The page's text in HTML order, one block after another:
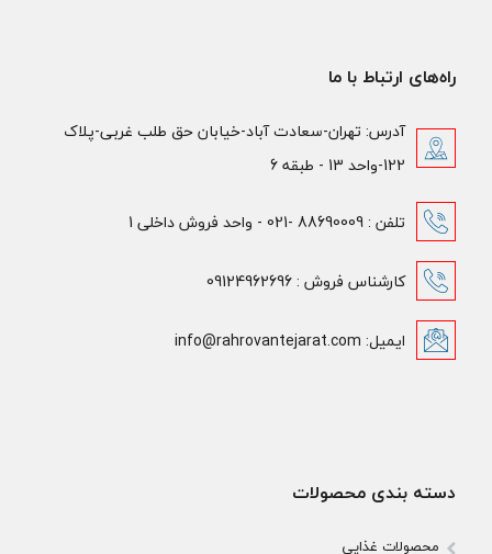
راه‌های ارتباط با ما
آدرس: تهران-سعادت آباد-خیابان حق طلب غربی-پلاک
122-واحد 13 - طبقه 6
تلفن : 88690009 -021 - واحد فروش داخلی 1
کارشناس فروش : 09124962696
ایمیل: info@rahrovantejarat.com
دسته بندی محصولات
محصولات غذایی